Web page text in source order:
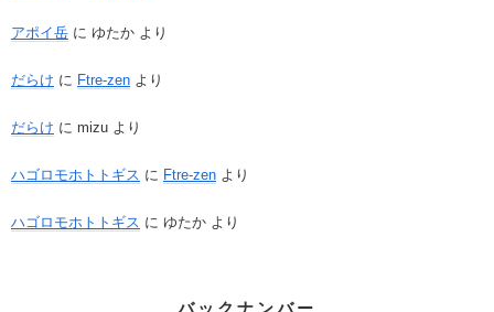
アポイ岳 に ゆたか より
だらけ に Ftre-zen より
だらけ に mizu より
ハゴロモホトトギス に Ftre-zen より
ハゴロモホトトギス に ゆたか より
バックナンバー